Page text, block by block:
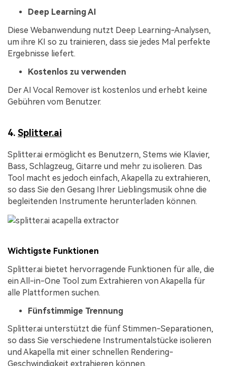
Deep Learning AI
Diese Webanwendung nutzt Deep Learning-Analysen,
um ihre KI so zu trainieren, dass sie jedes Mal perfekte
Ergebnisse liefert.
Kostenlos zu verwenden
Der AI Vocal Remover ist kostenlos und erhebt keine
Gebühren vom Benutzer.
4. Splitter.ai
Splitter.ai ermöglicht es Benutzern, Stems wie Klavier,
Bass, Schlagzeug, Gitarre und mehr zu isolieren. Das
Tool macht es jedoch einfach, Akapella zu extrahieren,
so dass Sie den Gesang Ihrer Lieblingsmusik ohne die
begleitenden Instrumente herunterladen können.
Wichtigste Funktionen
Splitter.ai bietet hervorragende Funktionen für alle, die
ein All-in-One Tool zum Extrahieren von Akapella für
alle Plattformen suchen.
Fünfstimmige Trennung
Splitter.ai unterstützt die fünf Stimmen-Separationen,
so dass Sie verschiedene Instrumentalstücke isolieren
und Akapella mit einer schnellen Rendering-
Geschwindigkeit extrahieren können.